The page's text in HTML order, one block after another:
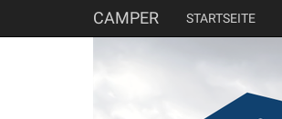
CAMPER STARTSEITE